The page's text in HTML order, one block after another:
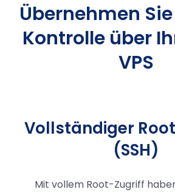
Übernehmen
Kontrolle über
VPS
Vollständiger
(SSH)
Mit vollem Root-Zugriff